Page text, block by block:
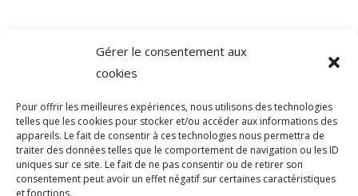
Gérer le consentement aux
cookies
Pour offrir les meilleures expériences, nous utilisons des technologies
telles que les cookies pour stocker et/ou accéder aux informations des
appareils. Le fait de consentir à ces technologies nous permettra de
traiter des données telles que le comportement de navigation ou les ID
uniques sur ce site. Le fait de ne pas consentir ou de retirer son
consentement peut avoir un effet négatif sur certaines caractéristiques
et fonctions.
Direction de l'information légale et administrative
comarquage developpé par